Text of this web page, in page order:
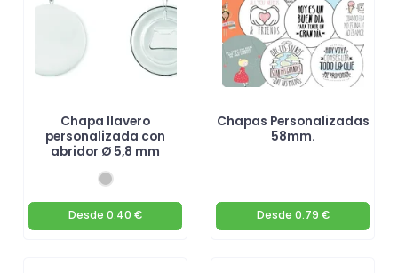
Chapa llavero
personalizada con
abridor Ø 5,8 mm
Desde 0.40 €
Chapas Personalizadas
58mm.
Desde 0.79 €